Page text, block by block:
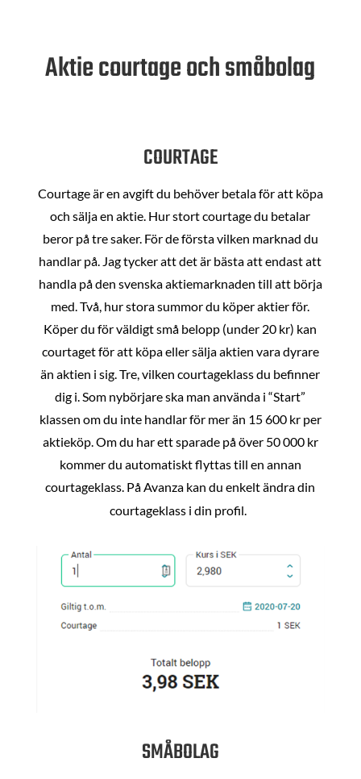
Aktie courtage och småbolag
COURTAGE
Courtage är en avgift du behöver betala för att köpa
och sälja en aktie. Hur stort courtage du betalar
beror på tre saker. För de första vilken marknad du
handlar på. Jag tycker att det är bästa att endast att
handla på den svenska aktiemarknaden till att börja
med. Två, hur stora summor du köper aktier för.
Köper du för väldigt små belopp (under 20 kr) kan
courtaget för att köpa eller sälja aktien vara dyrare
än aktien i sig. Tre, vilken courtageklass du befinner
dig i. Som nybörjare ska man använda i “Start”
klassen om du inte handlar för mer än 15 600 kr per
aktieköp. Om du har ett sparade på över 50 000 kr
kommer du automatiskt flyttas till en annan
courtageklass. På Avanza kan du enkelt ändra din
courtageklass i din profil.
SMÅBOLAG